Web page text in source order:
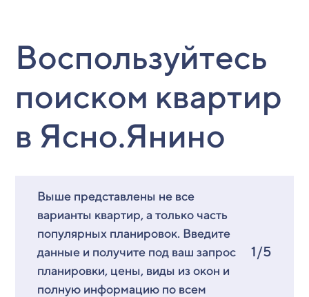
Воспользуйтесь
поиском квартир
в Ясно.Янино
Выше представлены не все
варианты квартир, а только часть
популярных планировок. Введите
данные и получите под ваш запрос
планировки, цены, виды из окон и
полную информацию по всем
1/5